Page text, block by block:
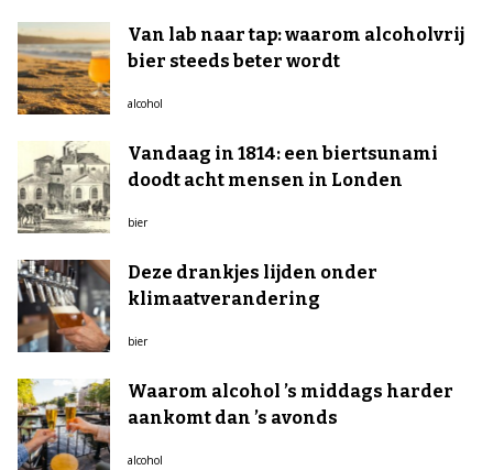
Van lab naar tap: waarom alcoholvrij
bier steeds beter wordt
alcohol
Vandaag in 1814: een biertsunami
doodt acht mensen in Londen
bier
Deze drankjes lijden onder
klimaatverandering
bier
Waarom alcohol ’s middags harder
aankomt dan ’s avonds
alcohol